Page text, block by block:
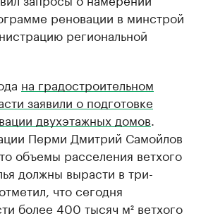
реновации в минстрой
региональной
на градостроительном
заявили о подготовке
двухэтажных домов
Перми Дмитрий Самойлов
объемы расселения ветхого
должны вырасти в три-
что сегодня
более 400 тысяч м² ветхого